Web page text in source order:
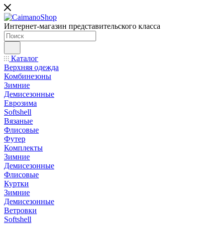
Интернет-магазин представительского класса
Каталог
Верхняя одежда
Комбинезоны
Зимние
Демисезонные
Еврозима
Softshell
Вязаные
Флисовые
Футер
Комплекты
Зимние
Демисезонные
Флисовые
Куртки
Зимние
Демисезонные
Ветровки
Softshell